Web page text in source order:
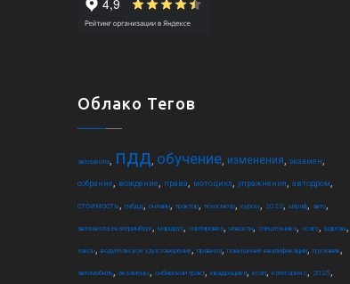
Облако Тегов
автошкола пдд обучение изменения экзамен
собрание вождение права мотоцикл упражнения автодром
стоимость гибдд онлайн трактор техосмотр курсы 2022 штраф авто
автошкола екатеринбург маршрут сортировка новости спецтехника осаго шарташ
закон водительское удостоверение правила повышение квалификации грузовик
автомобиль экзамены сибирский тракт квадроцикл коап категория c 2025